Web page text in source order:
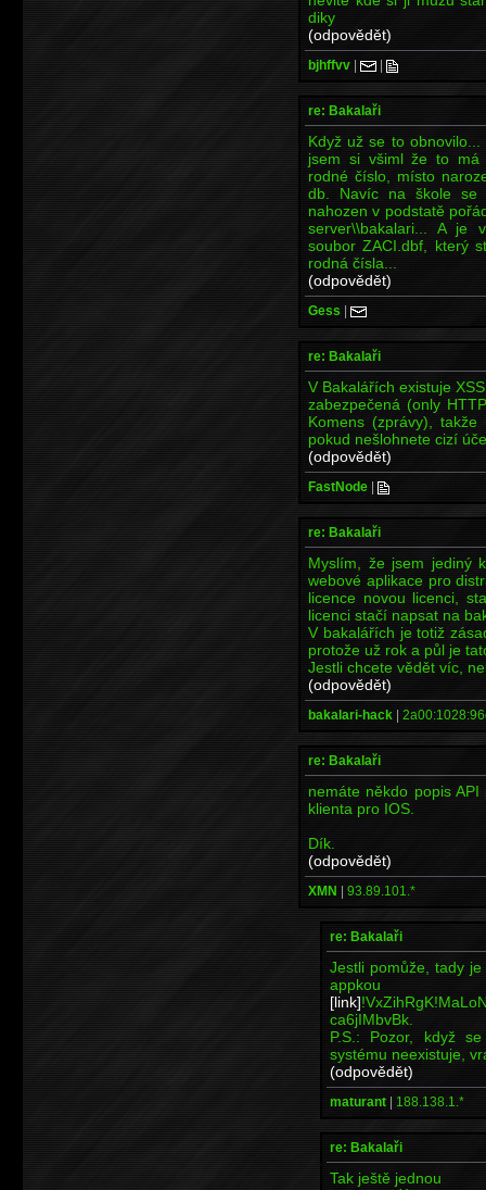
diky
(odpovědět)
bjhffvv | |
re: Bakalaři
Když už se to
jsem si všiml že to má
rodné číslo, místo
db. Navíc na škole se
nahozen v podstatě
server\\bakalari... A je
soubor ZACI.dbf, který
rodná čísla...
(odpovědět)
Gess |
re: Bakalaři
V Bakalářích existuje
zabezpečená (only
Komens (zprávy),
pokud nešlohnete cizí
(odpovědět)
FastNode |
re: Bakalaři
Myslím, že jsem jediný
webové aplikace pro
licence novou licenci,
licenci stačí napsat na
V bakalářích je totiž
protože už rok a půl je
Jestli chcete vědět víc,
(odpovědět)
bakalari-hack |
re: Bakalaři
nemáte někdo popis
klienta pro IOS.
Dík.
(odpovědět)
XMN | 93.89.101.*
re: Bakalaři
Jestli pomůže, tady
[link]
ca6jIMbvBk.
P.S.: Pozor, když
systému neexistuje,
(odpovědět)
maturant | 188.138.1.*
re: Bakalaři
Tak ještě jednou